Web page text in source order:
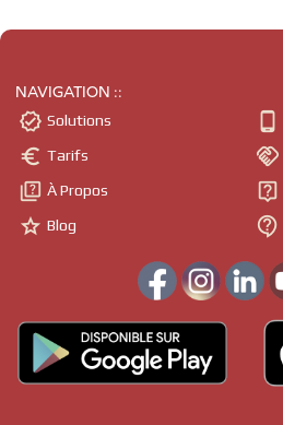
NAVIGATION ::
 Solutions
 Tarifs
 À Propos
 Blog



